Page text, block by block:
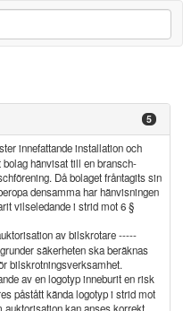
5
innefattande installation och
hänvisat till en bransch-
Då bolaget fråntagits sin
densamma har hänvisningen
vilseledande i strid mot 6 §
av bilskrotare -----
säkerheten ska beräknas
bilskrotningsverksamhet.
av en logotyp inneburit en risk
påstått kända logotyp i strid mot